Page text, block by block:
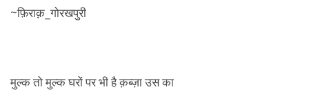
~फ़िराक़_गोरखपुरी
मुल्क तो मुल्क घरों पर भी है क़ब्ज़ा उस का